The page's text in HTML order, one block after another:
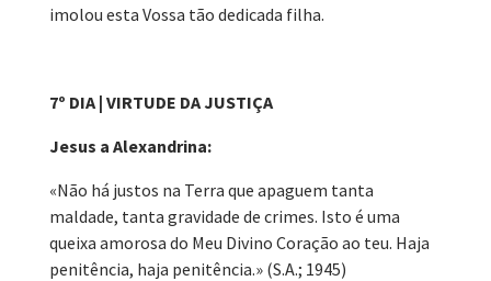
imolou esta Vossa tão dedicada filha.
7º DIA | VIRTUDE DA JUSTIÇA
Jesus a Alexandrina:
«Não há justos na Terra que apaguem tanta
maldade, tanta gravidade de crimes. Isto é uma
queixa amorosa do Meu Divino Coração ao teu. Haja
penitência, haja penitência.» (S.A.; 1945)